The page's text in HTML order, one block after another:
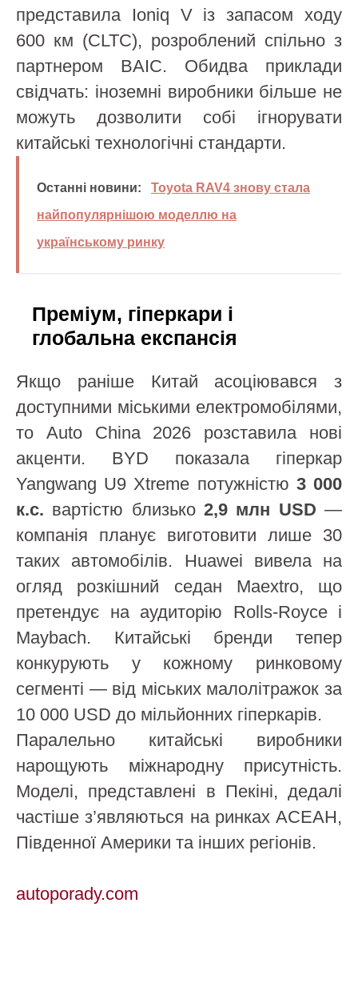
представила Ioniq V із запасом ходу
600 км (CLTC), розроблений спільно з
партнером BAIC. Обидва приклади
свідчать: іноземні виробники більше не
можуть дозволити собі ігнорувати
китайські технологічні стандарти.
Останні новини:
Toyota RAV4 знову стала
найпопулярнішою моделлю на
українському ринку
Преміум, гіперкари і
глобальна експансія
Якщо раніше Китай асоціювався з
доступними міськими електромобілями,
то Auto China 2026 розставила нові
акценти. BYD показала гіперкар
Yangwang U9 Xtreme потужністю 3 000
к.с. вартістю близько 2,9 млн USD —
компанія планує виготовити лише 30
таких автомобілів. Huawei вивела на
огляд розкішний седан Maextro, що
претендує на аудиторію Rolls-Royce і
Maybach. Китайські бренди тепер
конкурують у кожному ринковому
сегменті — від міських малолітражок за
10 000 USD до мільйонних гіперкарів.
Паралельно китайські виробники
нарощують міжнародну присутність.
Моделі, представлені в Пекіні, дедалі
частіше з’являються на ринках АСЕАН,
Південної Америки та інших регіонів.
autoporady.com